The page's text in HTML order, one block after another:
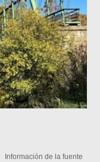
Información de la fuente